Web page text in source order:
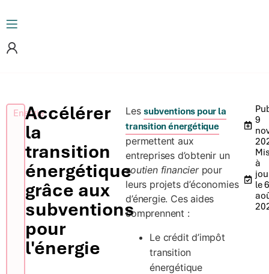
Energie
Accélérer
la
transition
énergétique
grâce aux
subventions
pour
l'énergie
Lessubventions pour la
transition énergétique
permettent aux
entreprises d’obtenir un
soutien financierpour
leurs projets d’économies
d’énergie. Ces aides
comprennent :
Le crédit d’impôt
transition
énergétique
9
à
le